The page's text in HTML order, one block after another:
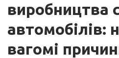
виробництва
автомобілів:
вагомі